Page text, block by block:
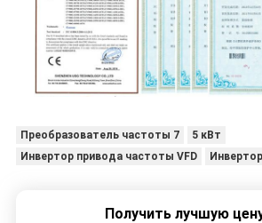
Преобразователь частоты 7
5 кВт
Инвертор привода частоты VFD
Получить лучшую